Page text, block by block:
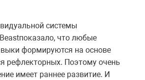
системы
Beastпоказало, что любые
формируются на основе
рефлекторных. Поэтому очень
имеет раннее развитие. И